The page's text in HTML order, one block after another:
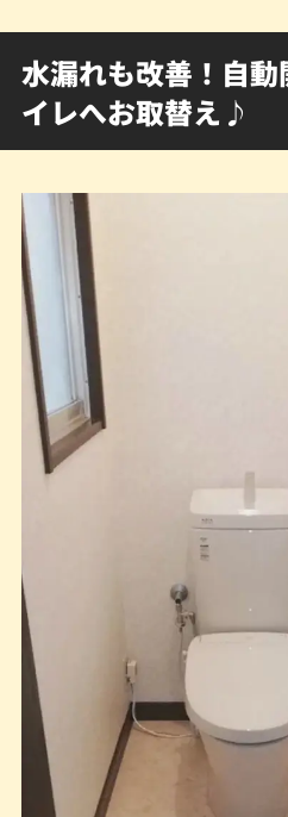
水漏れも改善！自
イレへお取替え♪